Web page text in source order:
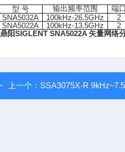
型 号 输出频率范围 端口
SNA5032A 100kHz-26.5GHz 2
SNA5022A
100kHz-13.5GHz 2
鼎阳SIGLENT SNA5022A 矢量网络
上一个： SSA3075X-R 9kHz~7.5GHz鼎阳